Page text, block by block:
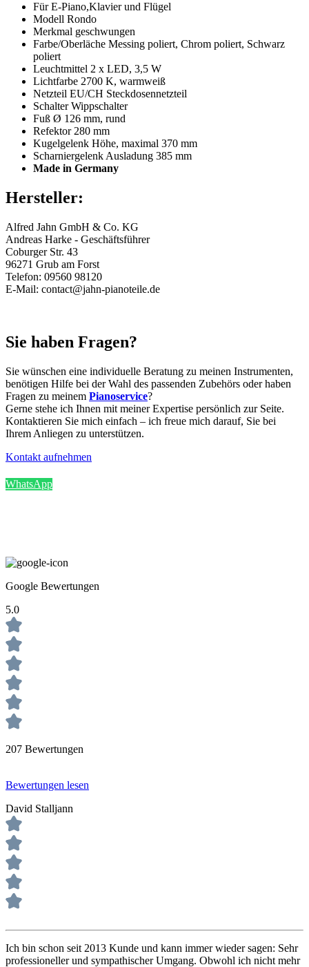
Für E-Piano,Klavier und Flügel
Modell Rondo
Merkmal geschwungen
Farbe/Oberläche Messing poliert, Chrom poliert, Schwarz
poliert
Leuchtmittel 2 x LED, 3,5 W
Lichtfarbe 2700 K, warmweiß
Netzteil EU/CH Steckdosennetzteil
Schalter Wippschalter
Fuß Ø 126 mm, rund
Refektor 280 mm
Kugelgelenk Höhe, maximal 370 mm
Scharniergelenk Ausladung 385 mm
Made in Germany
Hersteller:
Alfred Jahn GmbH & Co. KG
Andreas Harke - Geschäftsführer
Coburger Str. 43
96271 Grub am Forst
Telefon: 09560 98120
E-Mail: contact@jahn-pianoteile.de
Sie haben Fragen?
Sie wünschen eine individuelle Beratung zu meinen Instrumenten,
benötigen Hilfe bei der Wahl des passenden Zubehörs oder haben
Fragen zu meinem Pianoservice?
Gerne stehe ich Ihnen mit meiner Expertise persönlich zur Seite.
Kontaktieren Sie mich einfach – ich freue mich darauf, Sie bei
Ihrem Anliegen zu unterstützen.
Kontakt aufnehmen
WhatsApp
Google Bewertungen
5.0
207 Bewertungen
Bewertungen lesen
David Stalljann
Ich bin schon seit 2013 Kunde und kann immer wieder sagen: Sehr
professioneller und sympathischer Umgang. Obwohl ich nicht mehr